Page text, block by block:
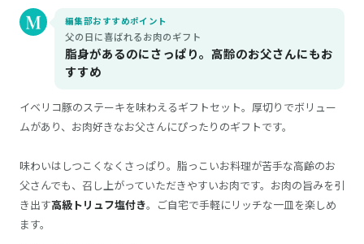
編集部おすすめポイント
父の日に喜ばれるお肉のギフト
脂身があるのにさっぱり。高齢のお父さんにもお
すすめ
イベリコ豚のステーキを味わえるギフトセット。厚切りでボリュー
ムがあり、お肉好きなお父さんにぴったりのギフトです。
味わいはしつこくなくさっぱり。脂っこいお料理が苦手な高齢のお
父さんでも、召し上がっていただきやすいお肉です。お肉の旨みを引
き出す高級トリュフ塩付き。ご自宅で手軽にリッチな一皿を楽しめ
ます。